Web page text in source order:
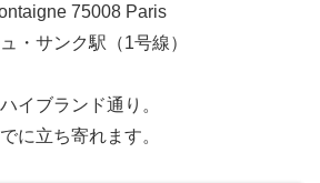
75008 Paris
・サンク駅（1号線）
イブランド通り。
に立ち寄れます。